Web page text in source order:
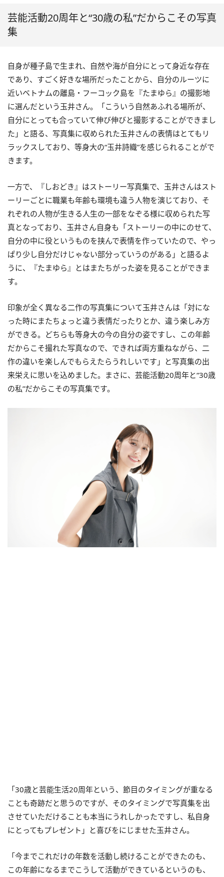
芸能活動20周年と“30歳の私”だからこその写真
集
自身が種子島で生まれ、自然や海が自分にとって身近な存在
であり、すごく好きな場所だったことから、自分のルーツに
近いベトナムの離島・フーコック島を『たまゆら』の撮影地
に選んだという玉井さん。「こういう自然あふれる場所が、
自分にとっても合っていて伸び伸びと撮影することができまし
た」と語る、写真集に収められた玉井さんの表情はとてもリ
ラックスしており、等身大の“玉井詩織”を感じられることがで
きます。
一方で、『しおどき』はストーリー写真集で、玉井さんはスト
ーリーごとに職業も年齢も環境も違う人物を演じており、そ
れぞれの人物が生きる人生の一部をなぞる様に収められた写
真となっており、玉井さん自身も「ストーリーの中にのせて、
自分の中に役というものを挟んで表情を作っていたので、やっ
ぱり少し自分だけじゃない部分っていうのがある」と語るよ
うに、『たまゆら』とはまたちがった姿を見ることができま
す。
印象が全く異なる二作の写真集について玉井さんは「対にな
った時にまたちょっと違う表情だったりとか、違う楽しみ方
ができる。どちらも等身大の今の自分の姿ですし、この年齢
だからこそ撮れた写真なので、できれば両方重ねながら、二
作の違いを楽しんでもらえたらうれしいです」と写真集の出
来栄えに思いを込めました。まさに、芸能活動20周年と“30歳
の私”だからこその写真集です。
「30歳と芸能生活20周年という、節目のタイミングが重なる
ことも奇跡だと思うのですが、そのタイミングで写真集を出
させていただけることも本当にうれしかったですし、私自身
にとってもプレゼント」と喜びをにじませた玉井さん。
「今までこれだけの年数を活動し続けることができたのも、
この年齢になるまでこうして活動ができているというのも、